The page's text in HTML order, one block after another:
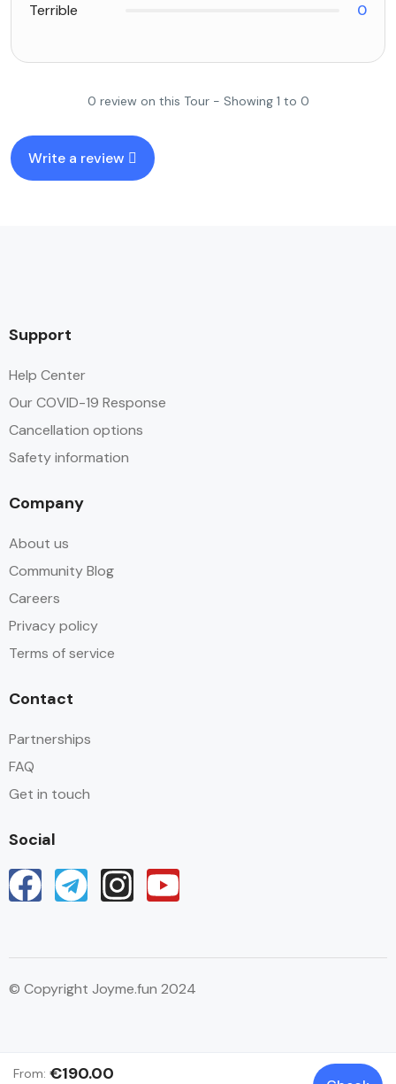
From: €190.00
Terrible
0
0 review on this Tour - Showing 1 to 0
Write a review
Support
Help Center
Our COVID-19 Response
Cancellation options
Safety information
Company
About us
Community Blog
Careers
Privacy policy
Terms of service
Contact
Partnerships
FAQ
Get in touch
Social
© Copyright Joyme.fun 2024